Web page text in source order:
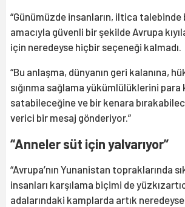
“Günümüzde insanların, iltica talebinde
amacıyla güvenli bir şekilde Avrupa
için neredeyse hiçbir seçeneği kalmadı.
“Bu anlaşma, dünyanın geri kalanına,
sığınma sağlama yükümlülüklerini para
satabileceğine ve bir kenara
verici bir mesaj gönderiyor.”
“Anneler süt için yalvarıyor”
“Avrupa’nın Yunanistan topraklarında
insanları karşılama biçimi de
adalarındaki kamplarda artık